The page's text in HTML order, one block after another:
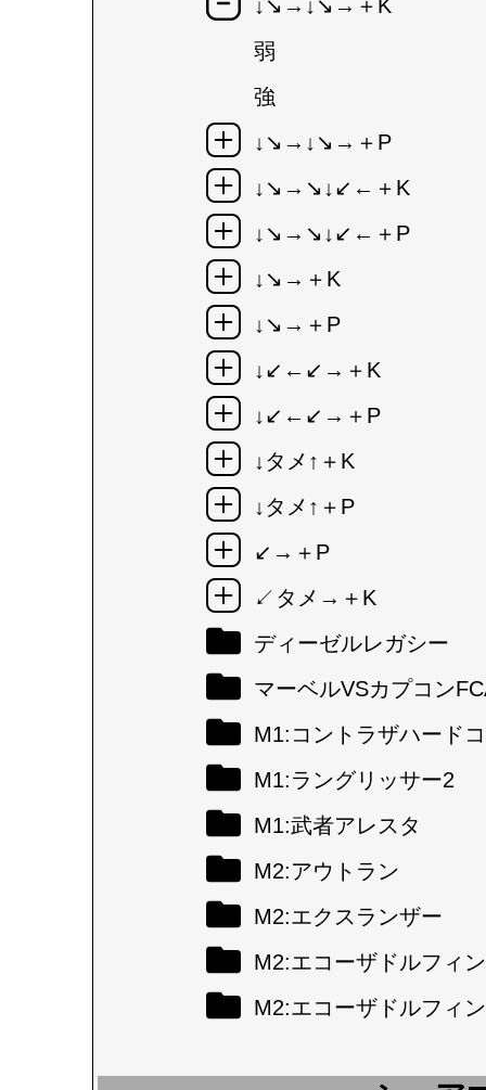
↓↘→↓↘→＋K
弱
強
↓↘→↓↘→＋P
↓↘→↘↓↙←＋K
↓↘→↘↓↙←＋P
↓↘→＋K
↓↘→＋P
↓↙←↙→＋K
↓↙←↙→＋P
↓タメ↑＋K
↓タメ↑＋P
↙→＋P
↙タメ→＋K
ディーゼルレガシー
マーベルVSカプコン
M1:コントラザハード
M1:ラングリッサー2
M1:武者アレスタ
M2:アウトラン
M2:エクスランザー
M2:エコーザドルフィン
M2:エコーザドルフィ